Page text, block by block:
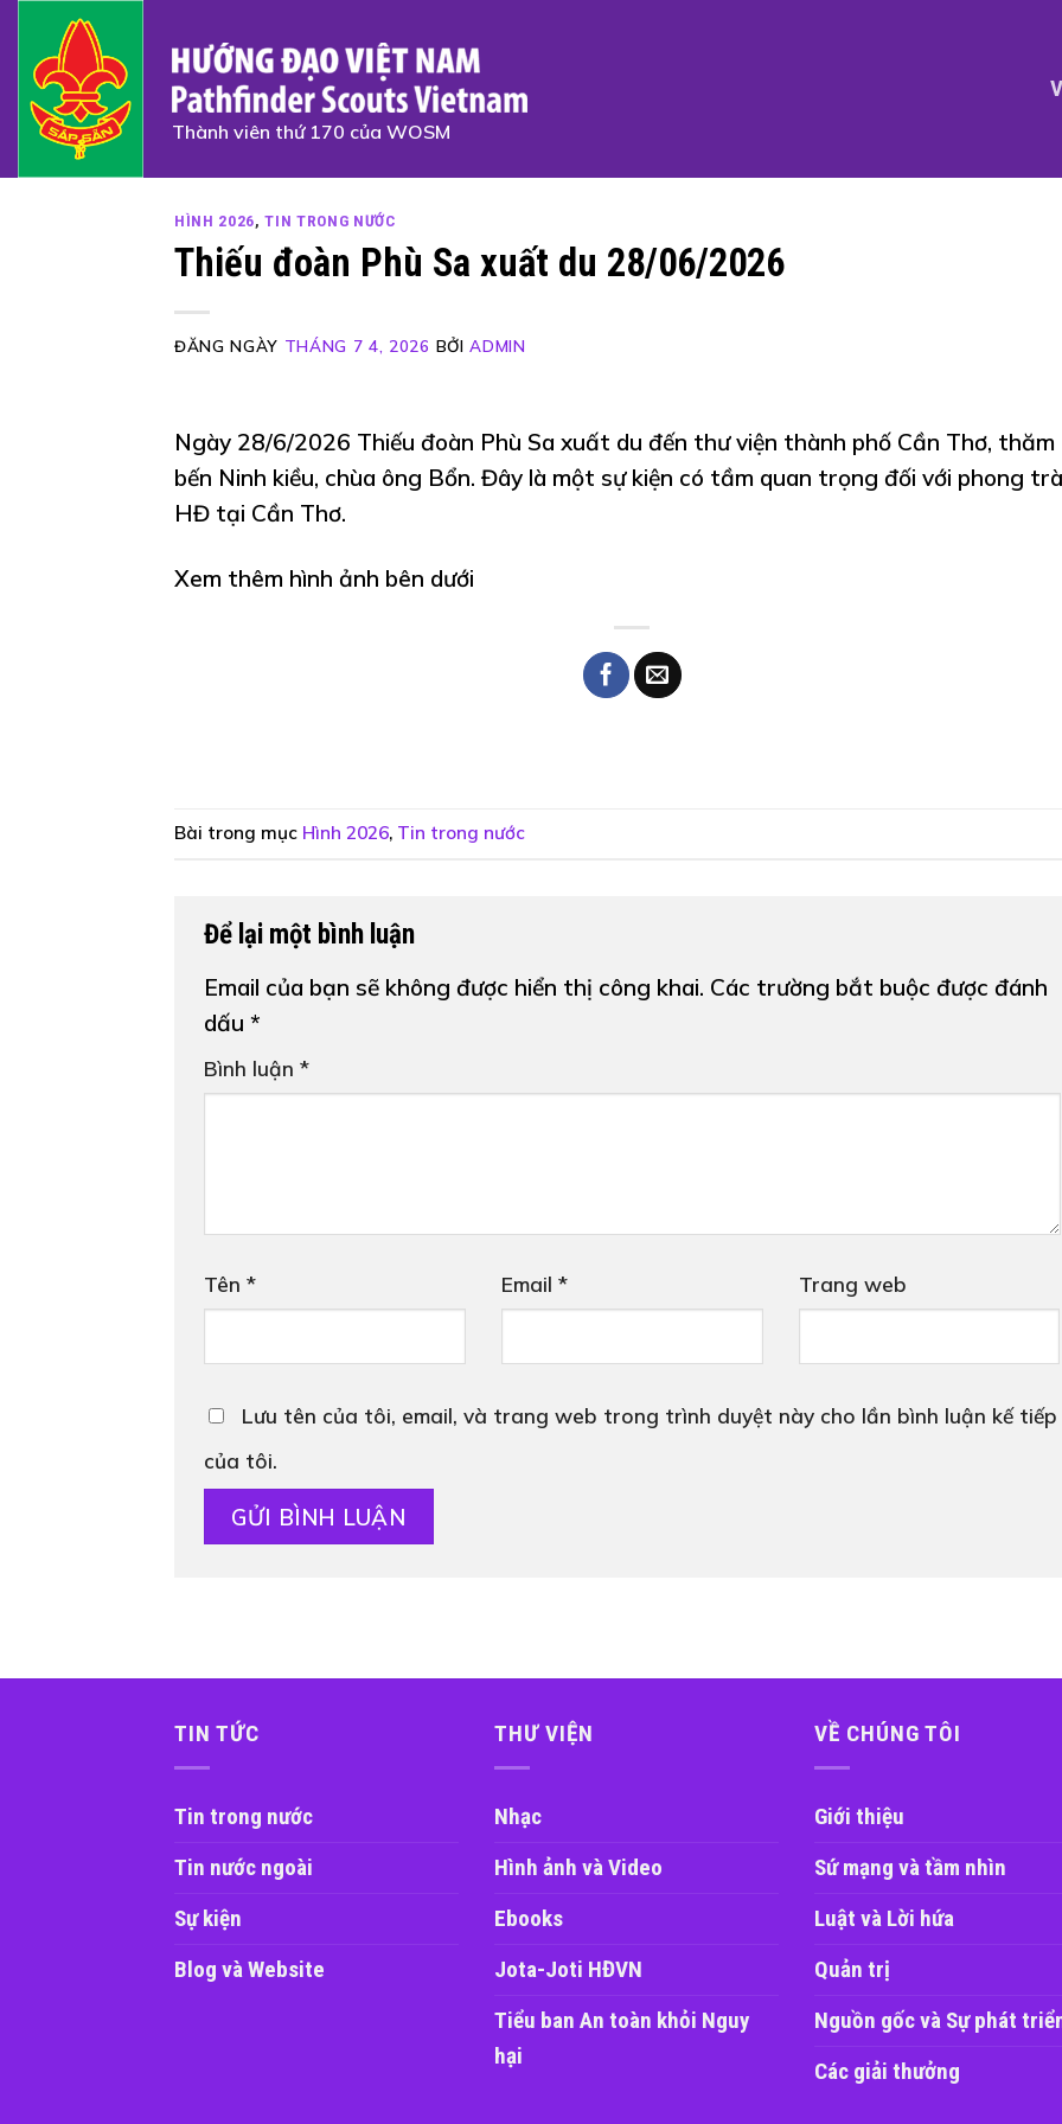
content
Thành viên thứ 170 của WOSM
HÌNH 2026,TIN TRONG NƯỚC
Thiếu đoàn Phù Sa xuất du 28/06/2026
ĐĂNG NGÀY THÁNG 7 4, 2026 BỞIADMIN
Ngày 28/6/2026 Thiếu đoàn Phù Sa xuất du đến thư viện thành phố Cần Thơ, thăm
bến Ninh kiều, chùa ông Bổn. Đây là một sự kiện có tầm quan trọng đối với phong
HĐ tại Cần Thơ.
Xem thêm hình ảnh bên dưới
Bài trong mục Hình 2026, Tin trong nước
Để lại một bình luận
Email của bạn sẽ không được hiển thị công khai. Các trường bắt buộc được đánh
dấu *
Bình luận *
Tên * Email * Trang web
Lưu tên của tôi, email, và trang web trong trình duyệt này cho lần bình luận kế tiếp
của tôi.
TIN TỨC
Tin trong nước
Tin nước ngoài
Sự kiện
Blog và Website
THƯ VIỆN
Nhạc
Hình ảnh và Video
Ebooks
Jota-Joti HĐVN
Tiểu ban An toàn khỏi Nguy
hại
VỀ CHÚNG TÔI
Giới thiệu
Sứ mạng và tầm nhìn
Luật và Lời hứa
Quản trị
Nguồn gốc và Sự phát
Các giải thưởng